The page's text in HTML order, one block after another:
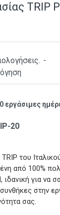
TRIP
εργάσιμες
20
-
του
από 100%
για να
στην
σας.